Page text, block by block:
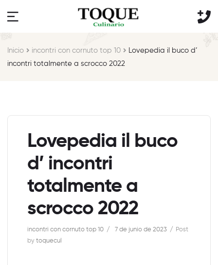
Inicio incontri con cornuto top 10
Lovepedia il buco d’
incontri totalmente a scrocco 2022
Lovepedia il buco
d’ incontri
totalmente a
scrocco 2022
incontri con cornuto top 10 7 de junio de 2023
Post
by toquecul